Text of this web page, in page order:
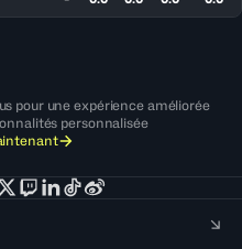
pour une expérience améliorée
personnalisée